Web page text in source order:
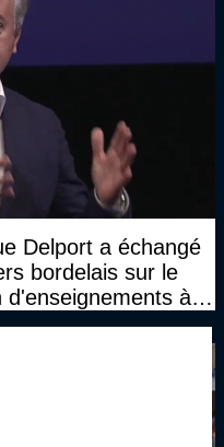
Delport a échangé
bordelais sur le
à la